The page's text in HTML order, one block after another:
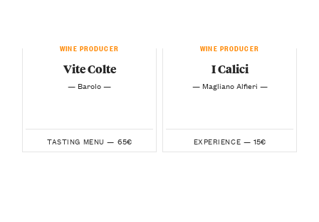
WINE PRODUCER
Vite Colte
— Barolo —
TASTING MENU — 65€
WINE PRODUCER
I Calici
— Magliano Alfieri —
EXPERIENCE — 15€